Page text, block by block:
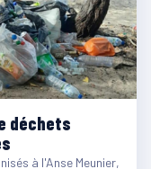
déchets
à l'Anse Meunier,